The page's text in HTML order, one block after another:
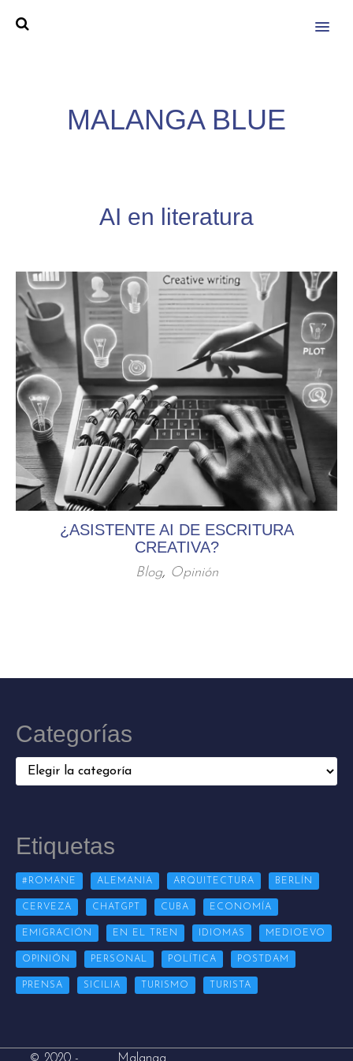
MENU
MALANGA BLUE
AI en literatura
¿ASISTENTE AI DE ESCRITURA
CREATIVA?
Blog, Opinión
Categorías
Categorías
Etiquetas
#ROMANE ALEMANIA ARQUITECTURA BERLÍN
CERVEZA CHATGPT CUBA ECONOMÍA
EMIGRACIÓN EN EL TREN IDIOMAS MEDIOEVO
OPINIÓN PERSONAL POLÍTICA POSTDAM
PRENSA SICILIA TURISMO TURISTA
Malanga